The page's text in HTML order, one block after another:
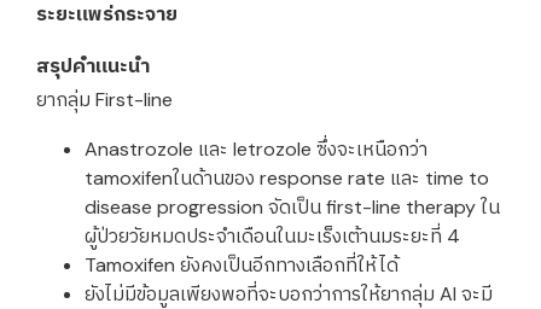
ระยะแพร่กระจาย
สรุปคำแนะนำ
ยากลุ่ม First-line
Anastrozole และ letrozole ซึ่งจะเหนือกว่า
tamoxifenในด้านของ response rate และ time to
disease progression จัดเป็น first-line therapy ใน
ผู้ป่วยวัยหมดประจำเดือนในมะเร็งเต้านมระยะที่ 4
Tamoxifen ยังคงเป็นอีกทางเลือกที่ให้ได้
ยังไม่มีข้อมูลเพียงพอที่จะบอกว่าการให้ยากลุ่ม AI จะมี